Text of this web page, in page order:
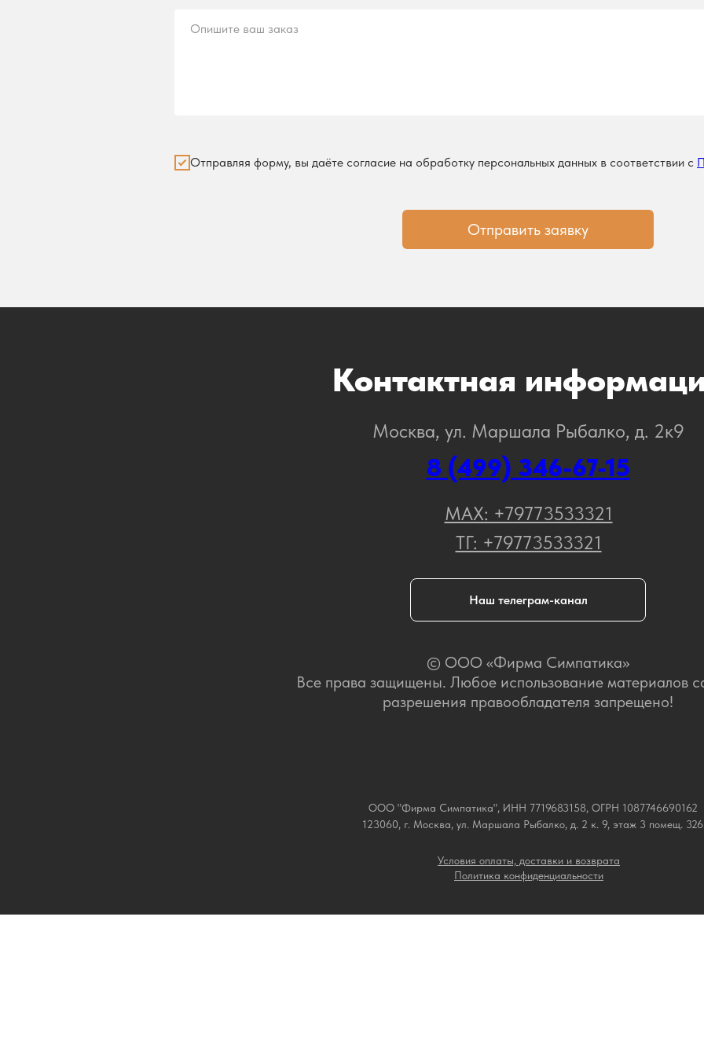
Опишите ваш заказ
Отправляя форму, вы даёте согласие на обработку персональных данных в соответствии с
Отправить заявку
Контактная
Москва, ул. Маршала Рыбалко, д. 2к9
8 (499) 346-67-15
ТГ: +79773533321
МАХ: +79773533321
Наш телеграм-канал
© ООО «Фирма Симпатика»
Все права защищены. Любое использование материалов
разрешения правообладателя запрещено!
ООО "Фирма Симпатика", ИНН 7719683158, ОГРН 1087746690162
123060, г. Москва, ул. Маршала Рыбалко, д. 2 к. 9, этаж 3 помещ. 326
Условия оплаты, доставки и возврата
Политика конфиденциальности